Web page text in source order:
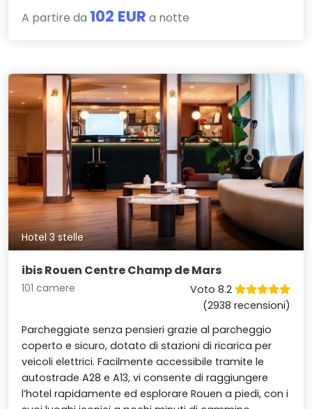
A partire da 102 EUR a notte
Hotel 3 stelle
ibis Rouen Centre Champ de Mars
101 camere
Voto 8.2
(2938 recensioni)
Parcheggiate senza pensieri grazie al parcheggio
coperto e sicuro, dotato di stazioni di ricarica per
veicoli elettrici. Facilmente accessibile tramite le
autostrade A28 e A13, vi consente di raggiungere
l’hotel rapidamente ed esplorare Rouen a piedi, con i